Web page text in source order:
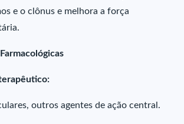
e o clônus e melhora a força
outros agentes de ação central.